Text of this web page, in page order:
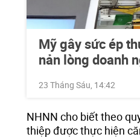
Mỹ gây sức ép
nản lòng doanh
23 Tháng Sáu, 14:42
NHNN cho biết theo
thiệp được thực hiện